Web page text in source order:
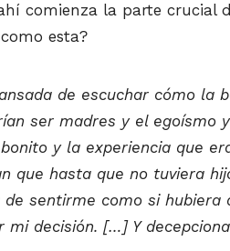
comienza la parte crucial
esta?
de escuchar cómo la
ser madres y el
y la experiencia que
que hasta que no tuviera
sentirme como si
mi decisión. […] Y